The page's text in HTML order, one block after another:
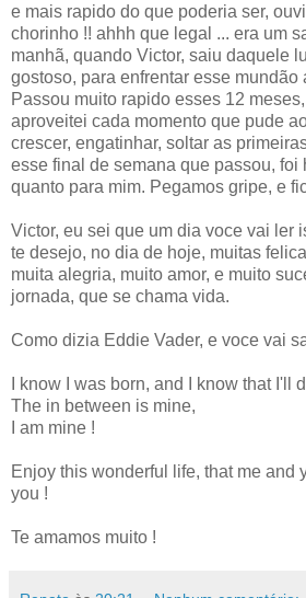
e mais rapido do que poderia ser,
chorinho !! ahhh que legal ... era um
manhã, quando Victor, saiu daquele
gostoso, para enfrentar esse mundão
Passou muito rapido esses 12
aproveitei cada momento que pude
crescer, engatinhar, soltar as
esse final de semana que passou, foi
quanto para mim. Pegamos gripe, e
Victor, eu sei que um dia voce vai ler
te desejo, no dia de hoje, muitas
muita alegria, muito amor, e muito
jornada, que se chama vida.
Como dizia Eddie Vader, e voce vai
I know I was born, and I know that I'll
The in between is mine,
I am mine !
Enjoy this wonderful life, that me and
you !
Te amamos muito !